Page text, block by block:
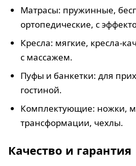
Матрасы: пружинные,
ортопедические, с
Кресла: мягкие, кресла-
с массажем.
Пуфы и банкетки: для
гостиной.
Комплектующие: ножки,
трансформации, чехлы.
Качество и гарантия